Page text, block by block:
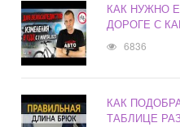
КАК НУЖНО
ДОРОГЕ С
6836
КАК
ТАБЛИЦЕ